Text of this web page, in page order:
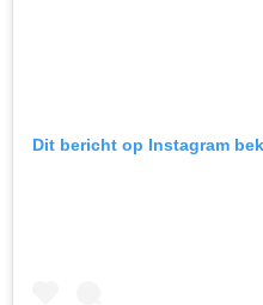
Dit bericht op Instagram